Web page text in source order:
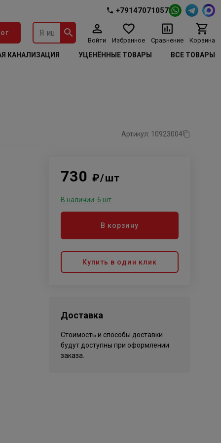
+79147071057
Войти Избранное Сравнение Корзина
КАНАЛИЗАЦИЯ УЦЕНЁННЫЕ ТОВАРЫ ВСЕ ТОВАРЫ
Артикул: 10923004
730 ₽/шт
В наличии: 6 шт
В корзину
Купить в один клик
Доставка
Стоимость и способы доставки
будут доступны при оформлении
заказа.